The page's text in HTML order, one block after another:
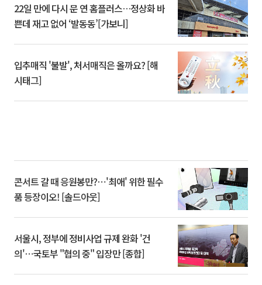
22일 만에 다시 문 연 홈플러스…정상화 바
쁜데 재고 없어 ‘발동동’[가보니]
입추매직 '불발', 처서매직은 올까요? [해
시태그]
콘서트 갈 때 응원봉만?⋯'최애' 위한 필수
품 등장이오! [솔드아웃]
서울시, 정부에 정비사업 규제 완화 '건
의'⋯국토부 "협의 중" 입장만 [종합]